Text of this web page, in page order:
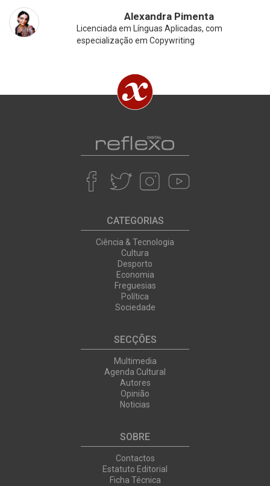
Alexandra Pimenta
Licenciada em Línguas Aplicadas, com
especialização em Copywriting
CATEGORIAS
Ciência & Tecnologia
Cultura
Desporto
Economia
Freguesias
Política
Sociedade
SECÇÕES
Multimedia
Agenda Cultural
Autores
Opinião
Noticias
SOBRE
Contactos
Estatuto Editorial
Ficha Técnica